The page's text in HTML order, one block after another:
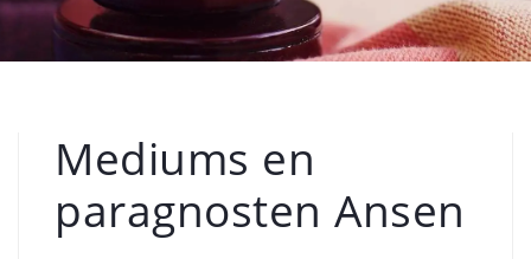
Mediums en
paragnosten Ansen